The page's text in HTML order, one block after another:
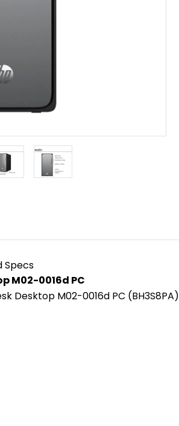
Specs
M02-0016d PC
Desktop M02-0016d PC (BH3S8PA)